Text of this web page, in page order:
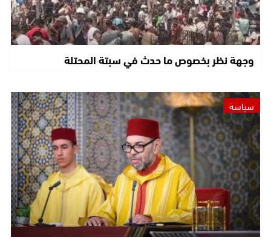
وجهة نظر بخصوص ما حدث في سبتة المحتلة
سياسة